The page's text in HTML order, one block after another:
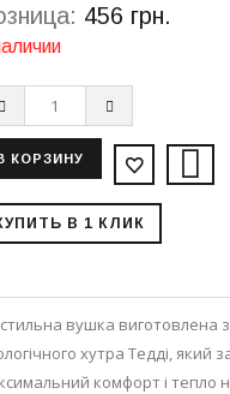
456 грн.
В 1 КЛИК
вушка виготовлена
хутра Тедді, який
комфорт і тепло